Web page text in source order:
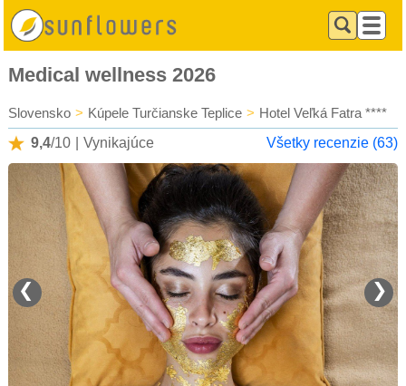
Medical wellness 2026
Slovensko > Kúpele Turčianske Teplice > Hotel Veľká Fatra ****
9,4/10 Vynikajúce Všetky recenzie (63)
❮ ❯